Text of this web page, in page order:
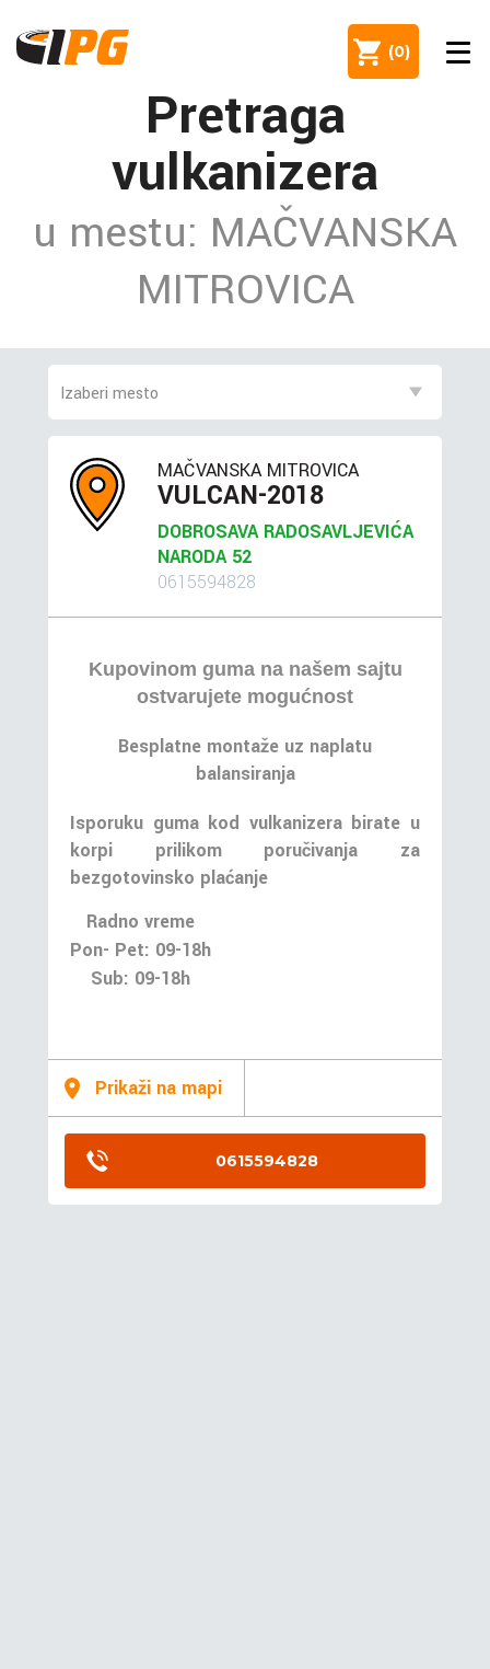
(0)
Pretraga
vulkanizera
u mestu: MAČVANSKA
MITROVICA
MAČVANSKA MITROVICA
VULCAN-2018
DOBROSAVA RADOSAVLJEVIĆA
NARODA 52
0615594828
Kupovinom guma na našem sajtu
ostvarujete mogućnost
Besplatne montaže uz naplatu
balansiranja
Isporuku guma kod vulkanizera birate u
korpi prilikom poručivanja za
bezgotovinsko plaćanje
Radno vreme
Pon- Pet: 09-18h
Sub: 09-18h
Prikaži na mapi
0615594828